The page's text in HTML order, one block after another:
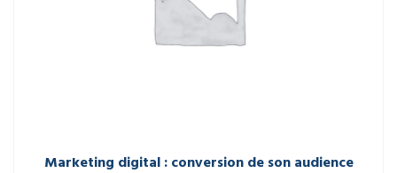
Marketing digital : conversion de son audience